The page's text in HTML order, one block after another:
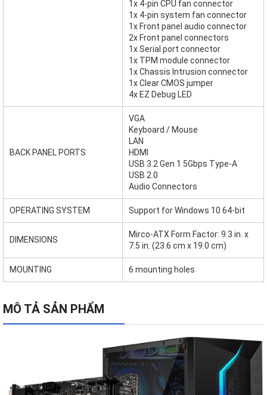
1x 4-pin CPU fan connector
1x 4-pin system fan connector
1x Front panel audio connector
2x Front panel connectors
1x Serial port connector
1x TPM module connector
1x Chassis Intrusion connector
1x Clear CMOS jumper
4x EZ Debug LED
BACK PANEL PORTS
VGA
Keyboard / Mouse
LAN
HDMI
USB 3.2 Gen 1 5Gbps Type-A
USB 2.0
Audio Connectors
OPERATING SYSTEM Support for Windows 10 64-bit
DIMENSIONS
Mirco-ATX Form Factor: 9.3 in. x
7.5 in. (23.6 cm x 19.0 cm)
MOUNTING 6 mounting holes
MÔ TẢ SẢN PHẨM